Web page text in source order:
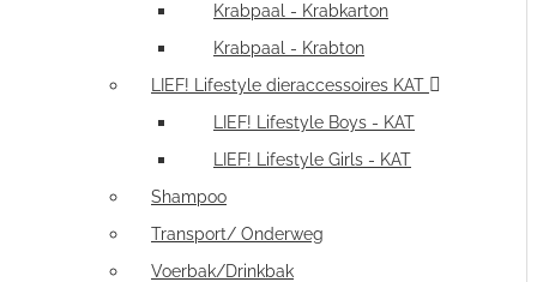
Krabpaal - Krabkarton
Krabpaal - Krabton
LIEF! Lifestyle dieraccessoires KAT
LIEF! Lifestyle Boys - KAT
LIEF! Lifestyle Girls - KAT
Shampoo
Transport/ Onderweg
Voerbak/Drinkbak